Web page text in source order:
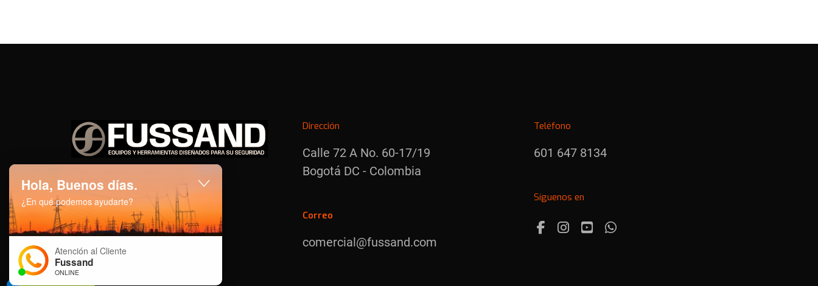
Dirección
Calle 72 A No. 60-17/19
Bogotá DC - Colombia
Correo
comercial@fussand.com
Teléfono
601 647 8134
Síguenos en
Facebook
Instagram
YoutubeWhatsapp
Hola, Buenos días.
¿En qué podemos ayudarte?
Atención al Cliente
Fussand
ONLINE